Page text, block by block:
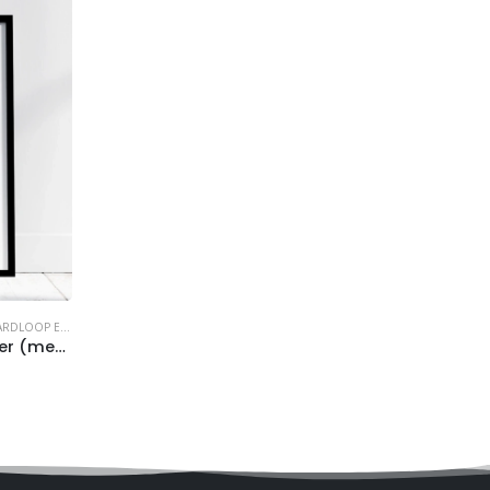
EVENTS
Wenen Marathon 2025 Poster (met naam & tijd)